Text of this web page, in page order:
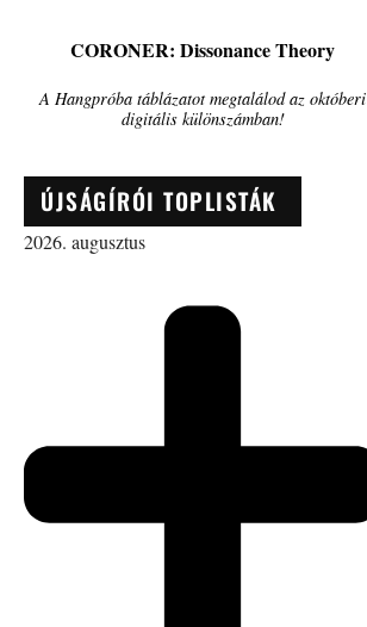
CORONER: Dissonance Theory
A Hangpróba táblázatot megtalálod az októberi
digitális különszámban!
ÚJSÁGÍRÓI TOPLISTÁK
2026. augusztus